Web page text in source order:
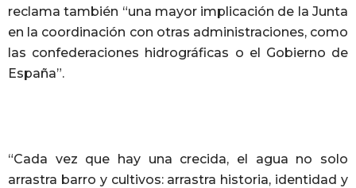
reclama también “una mayor implicación de la Junta
en la coordinación con otras administraciones, como
las confederaciones hidrográficas o el Gobierno de
España”.
“Cada vez que hay una crecida, el agua no solo
arrastra barro y cultivos: arrastra historia, identidad y